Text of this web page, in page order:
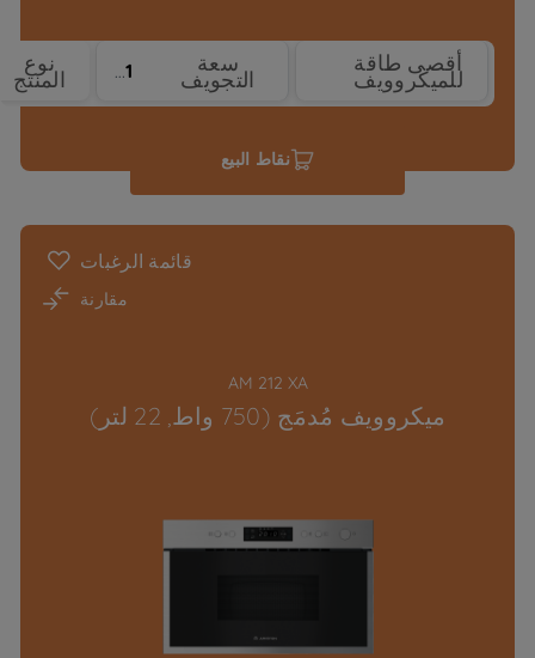
أقصى طاقة
للميكروويف
سعة
التجويف 31 نوع
المنتج
نقاط البيع
قائمة الرغبات
مقارنة
AM 212 XA
ميكروويف مُدمَج (750 واط, 22 لتر)